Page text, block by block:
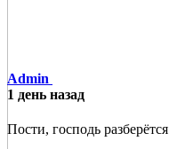
Admin
1 день назад
Пости, господь разберётся